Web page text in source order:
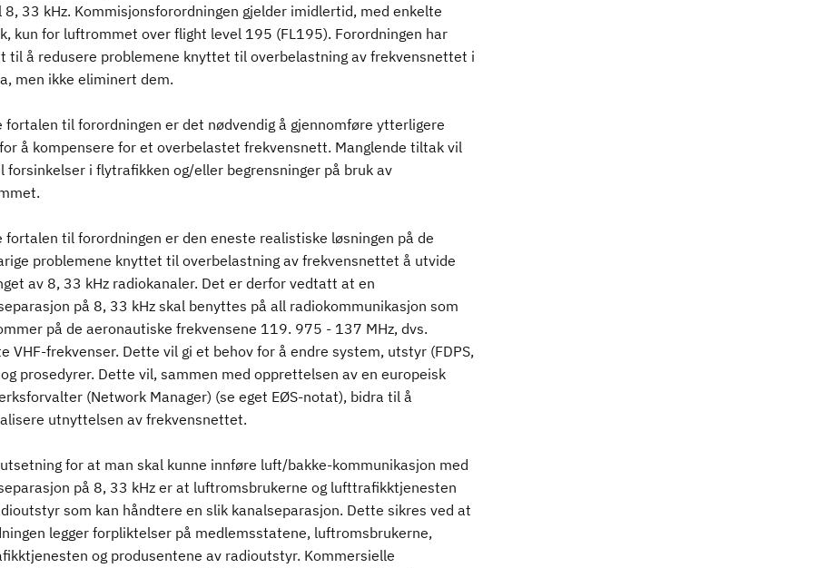
8, 33 kHz. Kommisjonsforordningen gjelder imidlertid, med enkelte
kun for luftrommet over flight level 195 (FL195). Forordningen har
til å redusere problemene knyttet til overbelastning av frekvensnettet i
men ikke eliminert dem.
fortalen til forordningen er det nødvendig å gjennomføre ytterligere
å kompensere for et overbelastet frekvensnett. Manglende tiltak vil
forsinkelser i flytrafikken og/eller begrensninger på bruk av
fortalen til forordningen er den eneste realistiske løsningen på de
problemene knyttet til overbelastning av frekvensnettet å utvide
av 8, 33 kHz radiokanaler. Det er derfor vedtatt at en
på 8, 33 kHz skal benyttes på all radiokommunikasjon som
på de aeronautiske frekvensene 119. 975 - 137 MHz, dvs.
VHF-frekvenser. Dette vil gi et behov for å endre system, utstyr (FDPS,
og prosedyrer. Dette vil, sammen med opprettelsen av en europeisk
(Network Manager) (se eget EØS-notat), bidra til å
utnyttelsen av frekvensnettet.
for at man skal kunne innføre luft/bakke-kommunikasjon med
på 8, 33 kHz er at luftromsbrukerne og lufttrafikktjenesten
som kan håndtere en slik kanalseparasjon. Dette sikres ved at
legger forpliktelser på medlemsstatene, luftromsbrukerne,
og produsentene av radioutstyr. Kommersielle